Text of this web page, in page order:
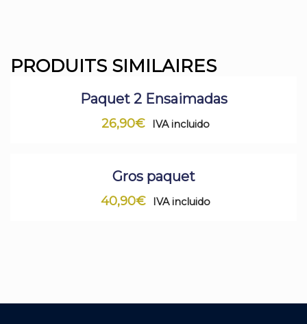
PRODUITS SIMILAIRES
Paquet 2 Ensaimadas
26,90€ IVA incluido
Gros paquet
40,90€ IVA incluido